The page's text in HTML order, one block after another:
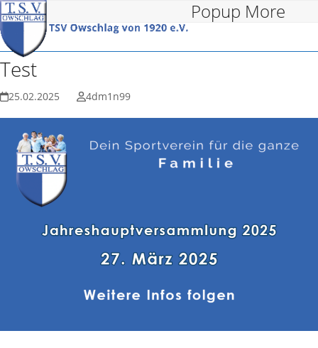
Skip
to
content
Open
mobile
menu
Close
mobile
menu
Popup More
Test
25.02.2025 4dm1n99